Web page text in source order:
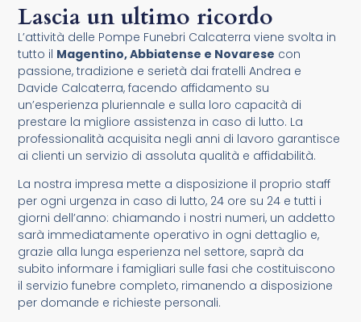
Lascia un ultimo ricordo
L’attività delle Pompe Funebri Calcaterra viene svolta in
tutto il Magentino, Abbiatense e Novarese con
passione, tradizione e serietà dai fratelli Andrea e
Davide Calcaterra, facendo affidamento su
un’esperienza pluriennale e sulla loro capacità di
prestare la migliore assistenza in caso di lutto. La
professionalità acquisita negli anni di lavoro garantisce
ai clienti un servizio di assoluta qualità e affidabilità.
La nostra impresa mette a disposizione il proprio staff
per ogni urgenza in caso di lutto, 24 ore su 24 e tutti i
giorni dell’anno: chiamando i nostri numeri, un addetto
sarà immediatamente operativo in ogni dettaglio e,
grazie alla lunga esperienza nel settore, saprà da
subito informare i famigliari sulle fasi che costituiscono
il servizio funebre completo, rimanendo a disposizione
per domande e richieste personali.